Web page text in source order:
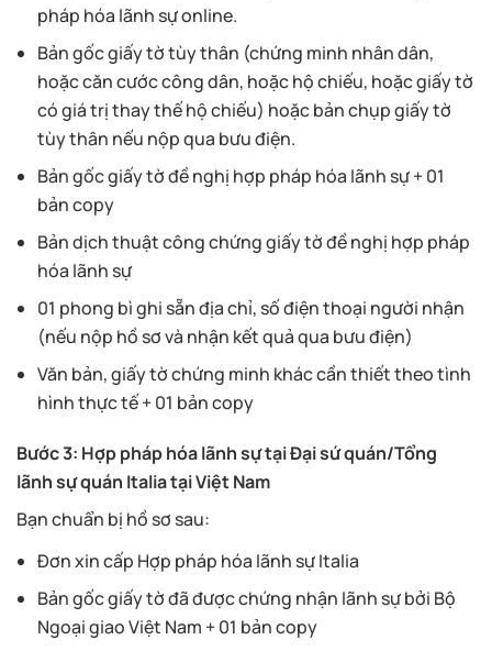
pháp hóa lãnh sự online.
Bản gốc giấy tờ tùy thân (chứng minh nhân dân,
hoặc căn cước công dân, hoặc hộ chiếu, hoặc giấy tờ
có giá trị thay thế hộ chiếu) hoặc bản chụp giấy tờ
tùy thân nếu nộp qua bưu điện.
Bản gốc giấy tờ đề nghị hợp pháp hóa lãnh sự + 01
bản copy
Bản dịch thuật công chứng giấy tờ đề nghị hợp pháp
hóa lãnh sự
01 phong bì ghi sẵn địa chỉ, số điện thoại người nhận
(nếu nộp hồ sơ và nhận kết quả qua bưu điện)
Văn bản, giấy tờ chứng minh khác cần thiết theo tình
hình thực tế + 01 bản copy
Bước 3: Hợp pháp hóa lãnh sự tại Đại sứ quán/Tổng
lãnh sự quán Italia tại Việt Nam
Bạn chuẩn bị hồ sơ sau:
Đơn xin cấp Hợp pháp hóa lãnh sự Italia
Bản gốc giấy tờ đã được chứng nhận lãnh sự bởi Bộ
Ngoại giao Việt Nam + 01 bản copy